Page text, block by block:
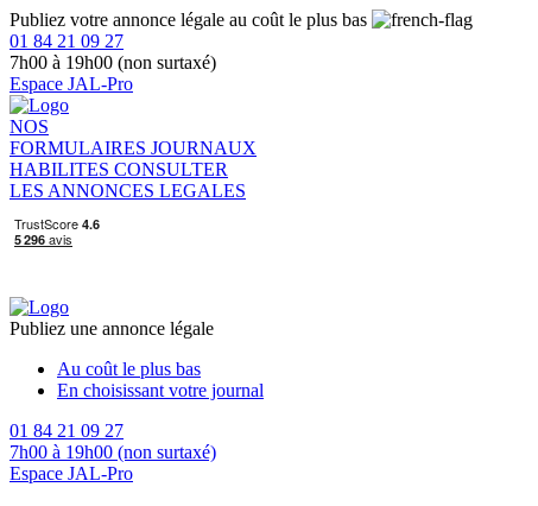
Publiez votre annonce légale au coût le plus bas
01 84 21 09 27
7h00 à 19h00 (non surtaxé)
Espace JAL-Pro
NOS
FORMULAIRES JOURNAUX
HABILITES CONSULTER
LES ANNONCES LEGALES
Publiez une annonce légale
Au coût le plus bas
En choisissant votre journal
01 84 21 09 27
7h00 à 19h00 (non surtaxé)
Espace JAL-Pro